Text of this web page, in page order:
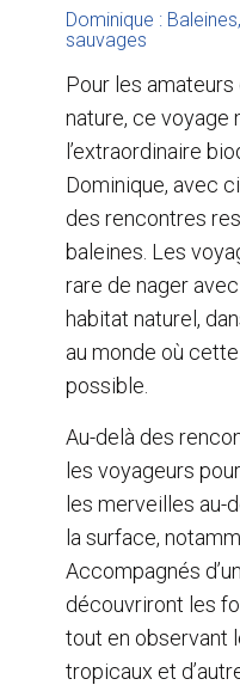
Dominique :
sauvages
Pour les
nature, ce voyage
l’extraordinaire
Dominique, avec
des rencontres
baleines. Les
rare de nager
habitat naturel,
au monde où
possible.
Au-delà des
les voyageurs
les merveilles au-
la surface,
Accompagnés
découvriront les
tout en observant
tropicaux et